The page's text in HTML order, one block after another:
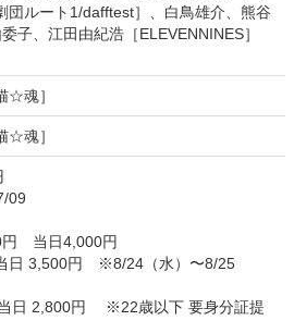
団ルート1/dafftest］、白鳥雄介、熊谷
子、江田由紀浩［ELEVENNINES］
☆魂］
☆魂］
09
円 当日4,000円
当日 3,500円 ※8/24（水）〜8/25
当日 2,800円 ※22歳以下 要身分証提